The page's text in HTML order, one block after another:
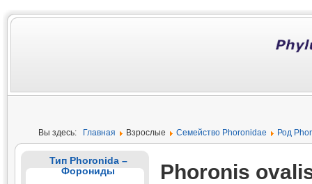
Вы здесь: Главная Взрослые Семейство Phoronidae Род
Тип Phoronida –
Форониды
Phoronis